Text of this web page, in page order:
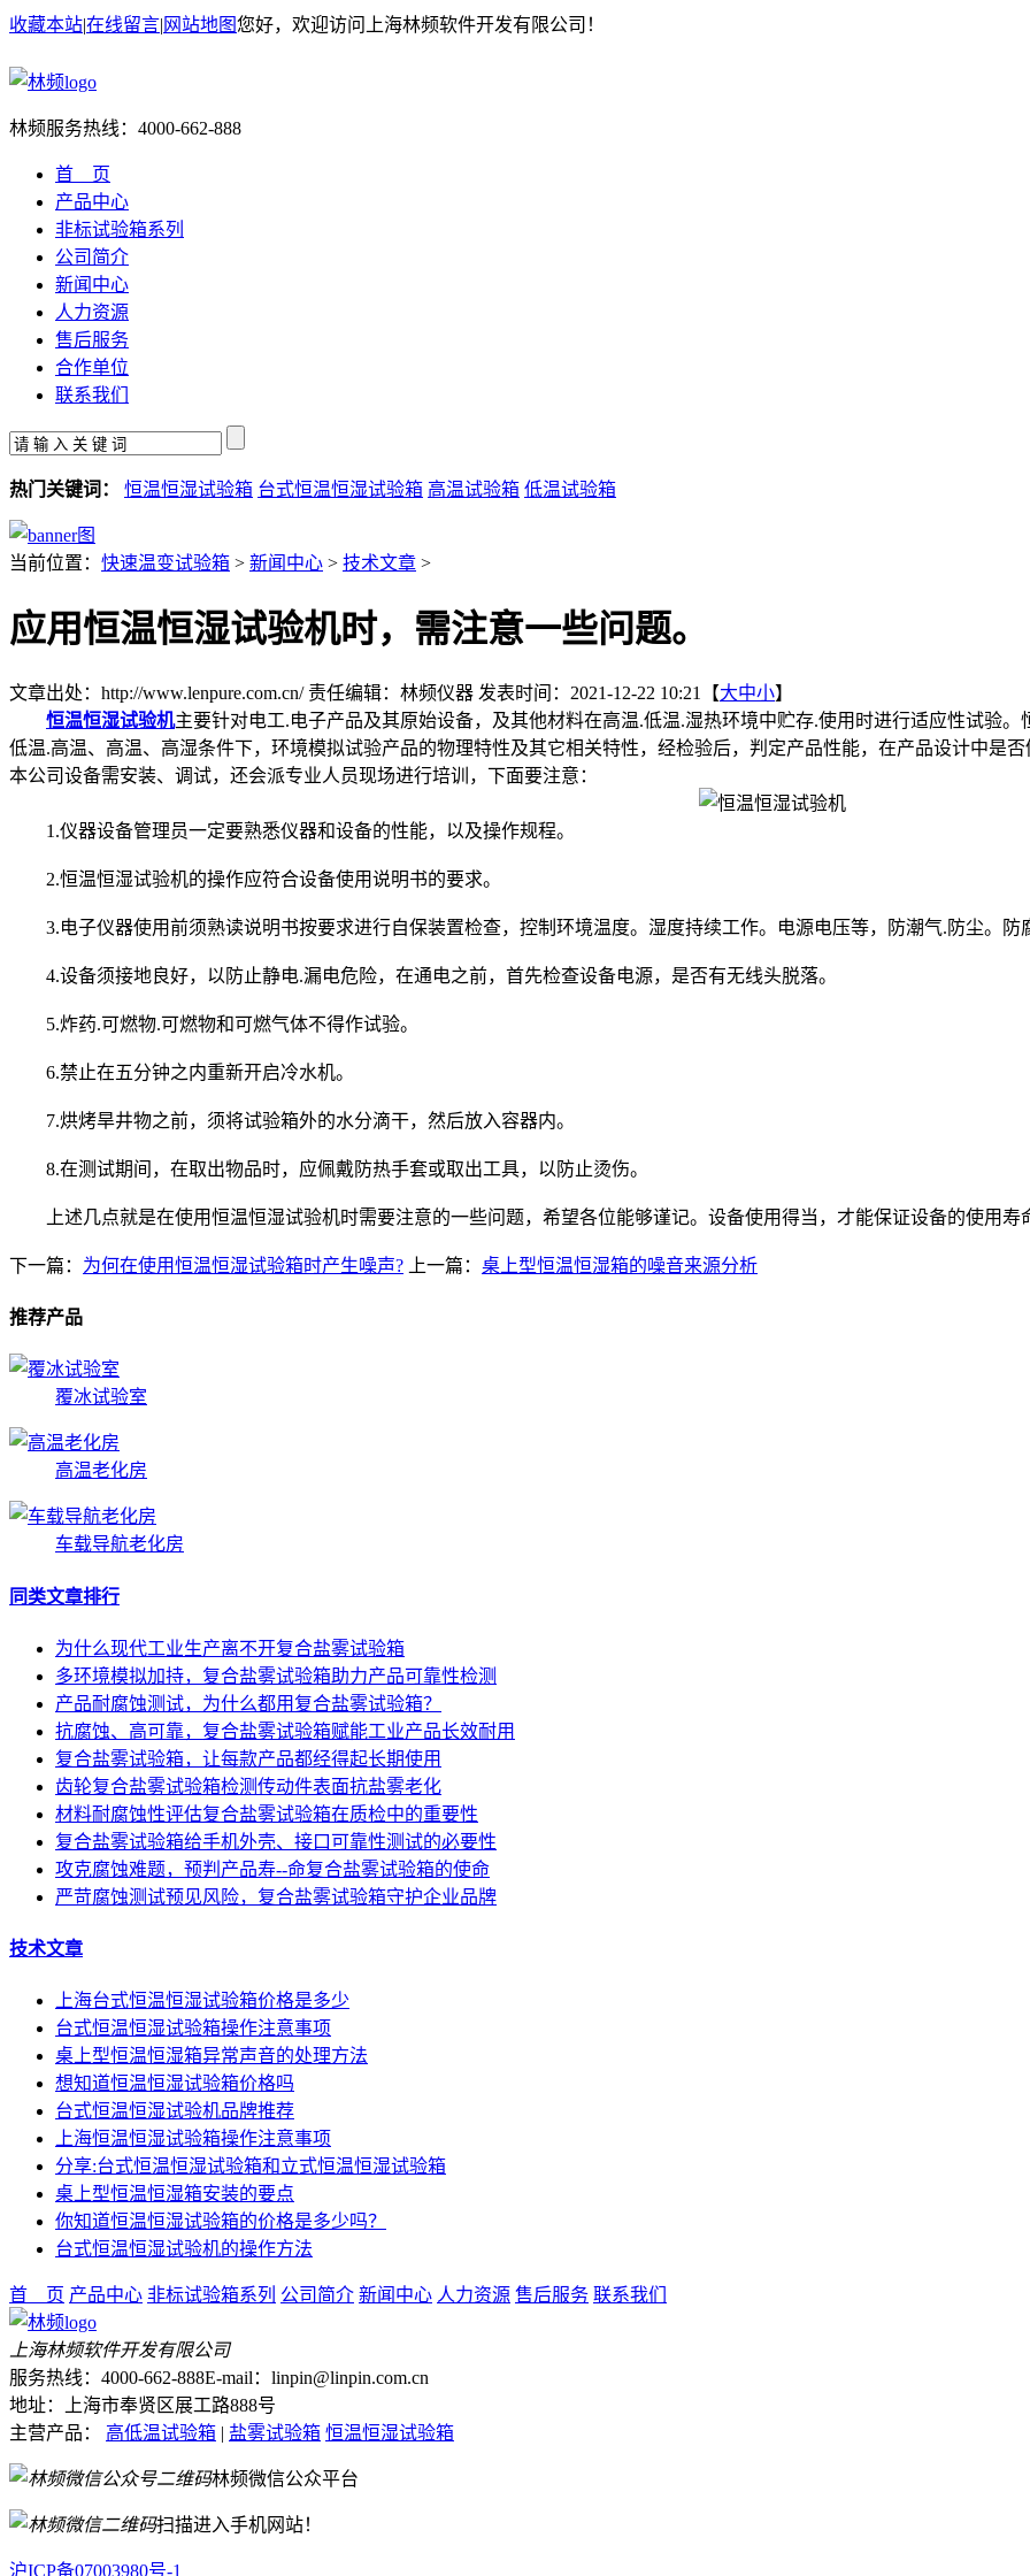
收藏本站|在线留言| 网站地图您好，欢迎访问上海林频软件开发有限公司！
林频服务热线： 4000-662-888
首 页
产品中心
非标试验箱系列
公司简介
新闻中心
人力资源
售后服务
合作单位
联系我们
热门关键词： 恒温恒湿试验箱 台式恒温恒湿试验箱 高温试验箱 低温试验箱
当前位置： 快速温变试验箱 > 新闻中心 > 技术文章 >
应用恒温恒湿试验机时，需注意一些问题。
文章出处：http://www.lenpure.com.cn/ 责任编辑：林频仪器 发表时间：2021-12-22 10:21【大中小】
恒温恒湿试验机主要针对电工.电子产品及其原始设备，及其他材料在高温.低温.湿热环境中贮存.使用时进行适应性试验
低温.高温、高温、高湿条件下，环境模拟试验产品的物理特性及其它相关特性，经检验后，判定产品性能，在产品设计中是
本公司设备需安装、调试，还会派专业人员现场进行培训，下面要注意：
1.仪器设备管理员一定要熟悉仪器和设备的性能，以及操作规程。
2.恒温恒湿试验机的操作应符合设备使用说明书的要求。
3.电子仪器使用前须熟读说明书按要求进行自保装置检查，控制环境温度。湿度持续工作。电源电压等，防潮气.防尘。防
4.设备须接地良好，以防止静电.漏电危险，在通电之前，首先检查设备电源，是否有无线头脱落。
5.炸药.可燃物.可燃物和可燃气体不得作试验。
6.禁止在五分钟之内重新开启冷水机。
7.烘烤旱井物之前，须将试验箱外的水分滴干，然后放入容器内。
8.在测试期间，在取出物品时，应佩戴防热手套或取出工具，以防止烫伤。
上述几点就是在使用恒温恒湿试验机时需要注意的一些问题，希望各位能够谨记。设备使用得当，才能保证设备的使用寿
下一篇： 为何在使用恒温恒湿试验箱时产生噪声? 上一篇： 桌上型恒温恒湿箱的噪音来源分析
推荐产品
覆冰试验室
高温老化房
车载导航老化房
同类文章排行
为什么现代工业生产离不开复合盐雾试验箱
多环境模拟加持，复合盐雾试验箱助力产品可靠性检测
产品耐腐蚀测试，为什么都用复合盐雾试验箱？
抗腐蚀、高可靠，复合盐雾试验箱赋能工业产品长效耐用
复合盐雾试验箱，让每款产品都经得起长期使用
齿轮复合盐雾试验箱检测传动件表面抗盐雾老化
材料耐腐蚀性评估复合盐雾试验箱在质检中的重要性
复合盐雾试验箱给手机外壳、接口可靠性测试的必要性
攻克腐蚀难题，预判产品寿--命复合盐雾试验箱的使命
严苛腐蚀测试预见风险，复合盐雾试验箱守护企业品牌
技术文章
上海台式恒温恒湿试验箱价格是多少
台式恒温恒湿试验箱操作注意事项
桌上型恒温恒湿箱异常声音的处理方法
想知道恒温恒湿试验箱价格吗
台式恒温恒湿试验机品牌推荐
上海恒温恒湿试验箱操作注意事项
分享:台式恒温恒湿试验箱和立式恒温恒湿试验箱
桌上型恒温恒湿箱安装的要点
你知道恒温恒湿试验箱的价格是多少吗？
台式恒温恒湿试验机的操作方法
首 页 产品中心 非标试验箱系列 公司简介 新闻中心 人力资源 售后服务 联系我们
上海林频软件开发有限公司
服务热线：4000-662-888E-mail：linpin@linpin.com.cn
地址：上海市奉贤区展工路888号
主营产品： 高低温试验箱 盐雾试验箱 恒温恒湿试验箱
林频微信公众平台
扫描进入手机网站！
沪ICP备07003980号-1